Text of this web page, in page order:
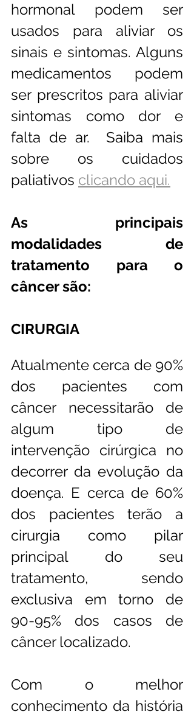
hormonal podem ser
usados para aliviar os
sinais e sintomas. Alguns
medicamentos podem
ser prescritos para aliviar
sintomas como dor e
falta de ar.  Saiba mais
sobre os cuidados
paliativos clicando aqui.
As principais
modalidades de
tratamento para o
câncer são:
CIRURGIA
Atualmente cerca de 90%
dos pacientes com
câncer necessitarão de
algum tipo de
intervenção cirúrgica no
decorrer da evolução da
doença. E cerca de 60%
dos pacientes terão a
cirurgia como pilar
principal do seu
tratamento, sendo
exclusiva em torno de
90-95% dos casos de
câncer localizado.
Com o melhor
conhecimento da história